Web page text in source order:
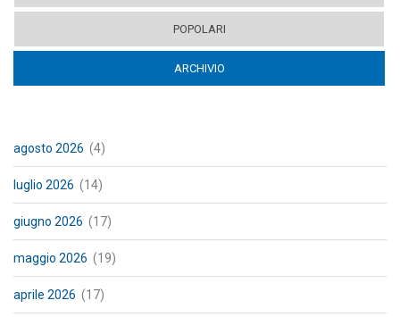
POPOLARI
ARCHIVIO
agosto 2026 (4)
luglio 2026 (14)
giugno 2026 (17)
maggio 2026 (19)
aprile 2026 (17)